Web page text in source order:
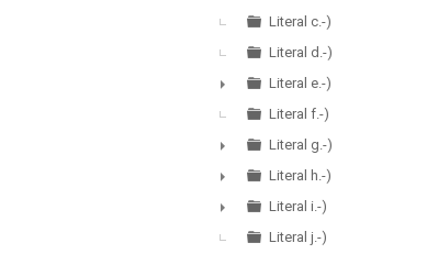
►
Literal c.-)
Literal d.-)
►
Literal e.-)
Literal f.-)
►
Literal g.-)
►
Literal h.-)
►
Literal i.-)
Literal j.-)